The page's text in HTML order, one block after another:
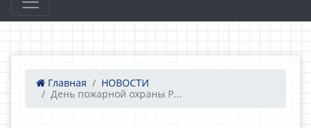
Главная
НОВОСТИ
День пожарной охраны Р...